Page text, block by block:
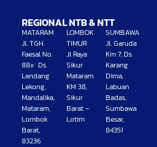
REGIONAL NTB & NTT
MATARAM
Jl. TGH.
Faesal No.
88x Ds.
Lendang
Lekong,
Mandalika,
Mataram,
Lombok
Barat,
83236
LOMBOK
TIMUR
Jl Raya
Sikur
Mataram
KM 38,
Sikur
Barat –
Lotim
SUMBAWA
Jl. Garuda
Km 7, Ds.
Karang
Dima,
Labuan
Badas,
Sumbawa
Besar,
84351